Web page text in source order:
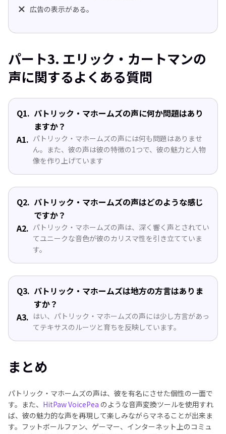
広告の表示がある。
パート3. エリック・カートマンの
声に関するよくある質問
Q1. パトリック・マホームズの声に何か問題はあり
ますか？
A1. パトリック・マホームズの声には何も問題はありませ
ん。また、彼の声は彼の特徴の1つで、彼の魅力と人物
像を作り上げています
Q2. パトリック・マホームズの声はどのような感じ
ですか？
A2. パトリック・マホームズの声は、深く響く声とされてい
てユニークな音色が彼のカリスマ性を引き立てていま
す。
Q3. パトリック・マホームズは地方の方言はありま
すか？
A3. はい、パトリック・マホームズの声には少し方言があっ
てテキサスのルーツと育ちを反映しています。
まとめ
パトリック・マホームズの声は、彼を有名にさせた個性の一面で
す。また、 HitPaw VoicePea のような音声変換ツールを使用すれ
ば、彼の魅力的な声を再現して楽しみながらマネることが出来ま
す。フットボールファン、ゲーマー、インターネット上のコミュ